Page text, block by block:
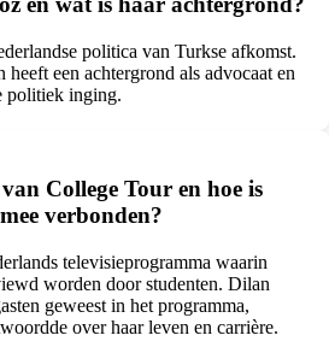
politica van Turkse afkomst.
een achtergrond als advocaat en
politiek inging.
College Tour en hoe is
verbonden?
televisieprogramma waarin
worden door studenten. Dilan
geweest in het programma,
over haar leven en carrière.